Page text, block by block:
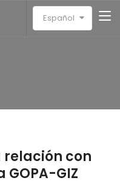
Español
relación con
GIZ